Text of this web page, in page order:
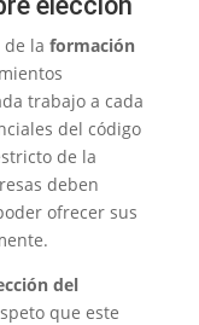
de la formación
trabajo a cada
del código
de la
deben
ofrecer sus
del
que este